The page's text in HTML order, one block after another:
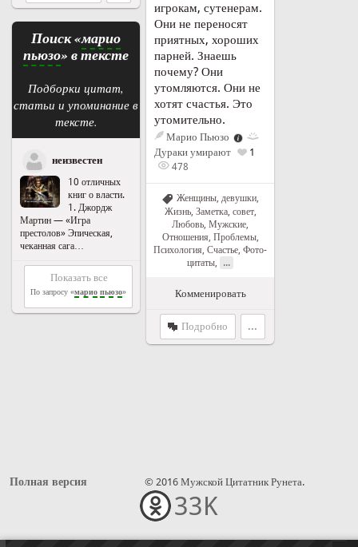
игрокам, сутенерам.
Они не переносят
приятных, хороших
парней. Знаешь
почему? Они
утомляются. Они не
хотят счастья. Это
утомительно.
Марио Пьюзо
Дураки умирают
1
478
Женщины, девушки,
Жизнь, Заметка, совет,
Любовь Мужские
Отношения Проблемы,
Психология Счастье Фото-
цитаты
...
Комменировать
Подробно ...
Поиск «марио
пьюзо» в тексте
Подборки цитат,
статьи и упоминание в
тексте.
неизвестен
10 отличных
книг о власти.
1. Джордж
Мартин — «Игра
престолов» Эпическая,
чеканная сага…
Показать все
По запросу «марио пьюзо»
Полная версия © 2016 Мужской Цитатник Рунета.
33K